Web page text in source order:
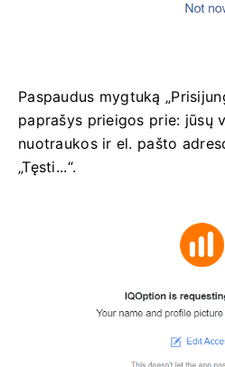
Paspaudus mygtuką
paprašys prieigos prie: jūsų
nuotraukos ir el. pašto
„Tęsti...“.